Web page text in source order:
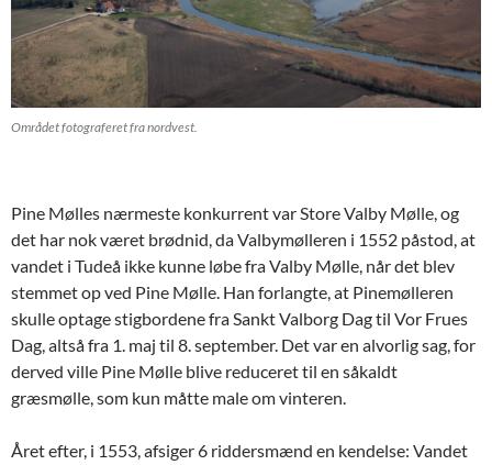
Området fotograferet fra nordvest.
Pine Mølles nærmeste konkurrent var Store Valby Mølle, og
det har nok været brødnid, da Valbymølleren i 1552 påstod, at
vandet i Tudeå ikke kunne løbe fra Valby Mølle, når det blev
stemmet op ved Pine Mølle. Han forlangte, at Pinemølleren
skulle optage stigbordene fra Sankt Valborg Dag til Vor Frues
Dag, altså fra 1. maj til 8. september. Det var en alvorlig sag, for
derved ville Pine Mølle blive reduceret til en såkaldt
græsmølle, som kun måtte male om vinteren.
Året efter, i 1553, afsiger 6 riddersmænd en kendelse: Vandet